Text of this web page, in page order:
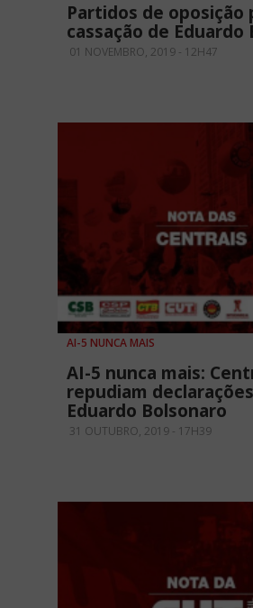
Partidos de oposição
cassação de Eduardo
01 NOVEMBRO, 2019 - 12H47
AI-5 NUNCA MAIS
AI-5 nunca mais:
repudiam
Eduardo Bolsonaro
31 OUTUBRO, 2019 - 17H39